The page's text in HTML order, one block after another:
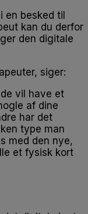
en besked til
kan du derfor
den digitale
siger:
vil have et
af dine
har det
type man
med den nye,
et fysisk kort